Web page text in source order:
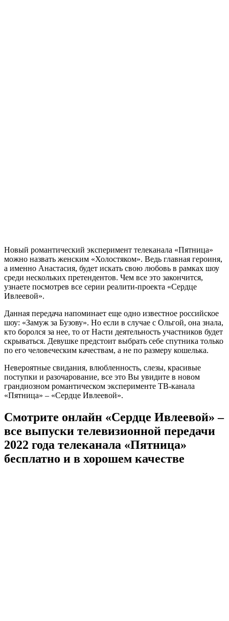
Новый романтический эксперимент телеканала «Пятница»
можно назвать женским «Холостяком». Ведь главная героиня,
а именно Анастасия, будет искать свою любовь в рамках шоу
среди нескольких претендентов. Чем все это закончится,
узнаете посмотрев все серии реалити-проекта «Сердце
Ивлеевой».
Данная передача напоминает еще одно известное российское
шоу: «Замуж за Бузову». Но если в случае с Ольгой, она знала,
кто боролся за нее, то от Насти деятельность участников будет
скрываться. Девушке предстоит выбрать себе спутника только
по его человеческим качествам, а не по размеру кошелька.
Невероятные свидания, влюбленность, слезы, красивые
поступки и разочарование, все это Вы увидите в новом
грандиозном романтическом эксперименте ТВ-канала
«Пятница» – «Сердце Ивлеевой».
Смотрите онлайн «Сердце Ивлеевой» –
все выпуски телевизионной передачи
2022 года телеканала «Пятница»
бесплатно и в хорошем качестве